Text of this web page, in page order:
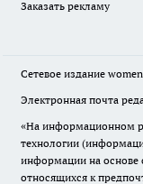
Заказать рекламу
Сетевое издание
Электронная почта
«На информационном
технологии
информации на основе
относящихся к